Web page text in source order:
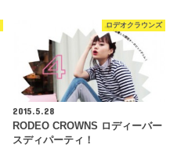
ロデオクラウンズ
2015.5.28
RODEO CROWNS ロディーバー
スディパーティ！